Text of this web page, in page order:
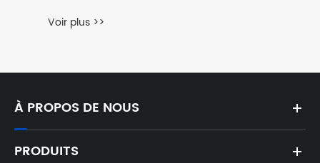
Voir plus >>
À PROPOS DE NOUS
PRODUITS